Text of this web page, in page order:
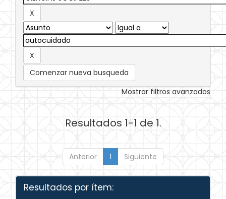
Comenzar nueva busqueda
Mostrar filtros avanzados
Resultados 1-1 de 1.
Anterior 1 Siguiente
Resultados por ítem: